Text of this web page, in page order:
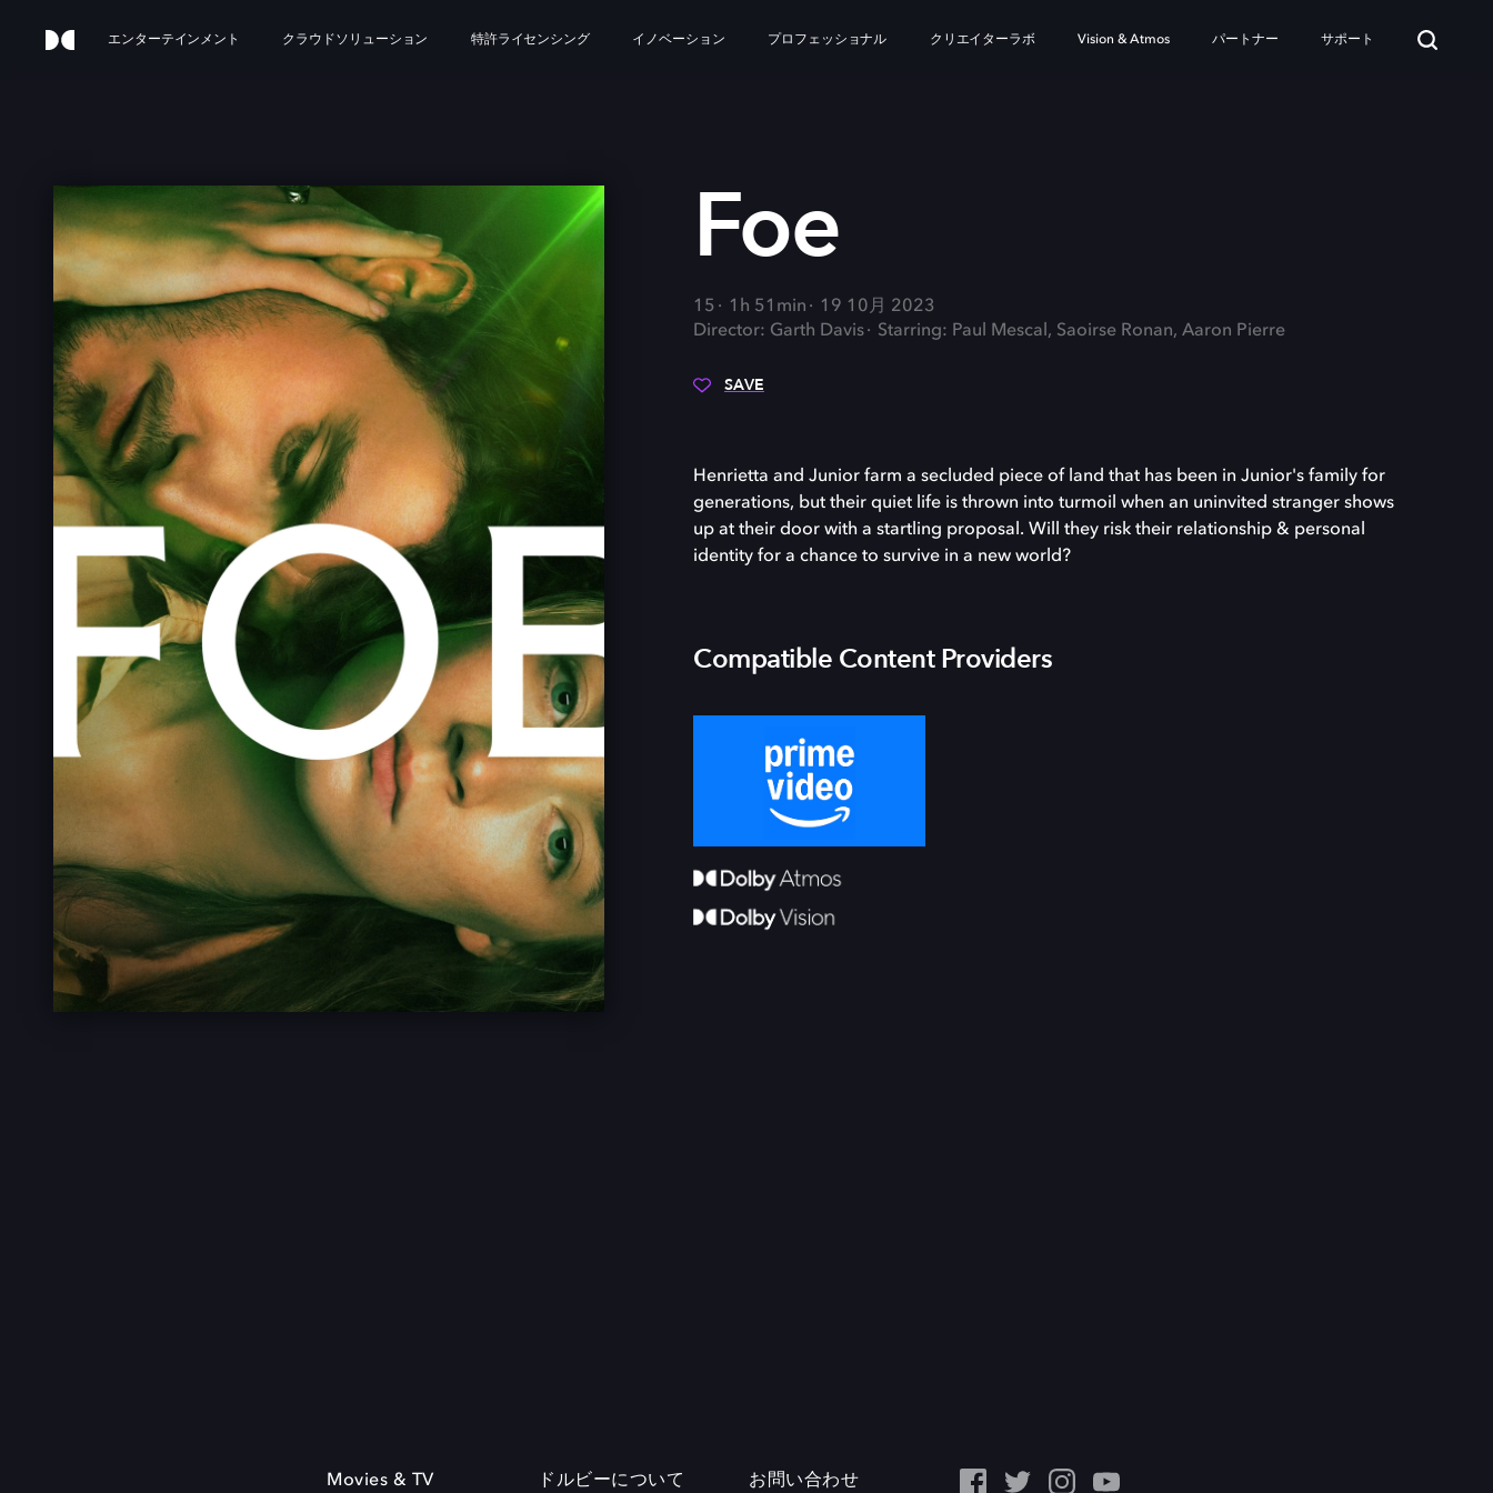
エンターテインメント クラウドソリューション 特許ライセンシング イノベーション プロフェッショナル クリエイターラボ Vision & Atmos パートナー サポート
Foe
15 1h 51min
19 10月 2023
Director: Garth Davis
Starring: Paul Mescal, Saoirse Ronan, Aaron Pierre
SAVE
Henrietta and Junior farm a secluded piece of land that has been in Junior's family for
generations, but their quiet life is thrown into turmoil when an uninvited stranger shows
up at their door with a startling proposal. Will they risk their relationship & personal
identity for a chance to survive in a new world?
Compatible Content Providers
Movies & TV ドルビーについて お問い合わせ